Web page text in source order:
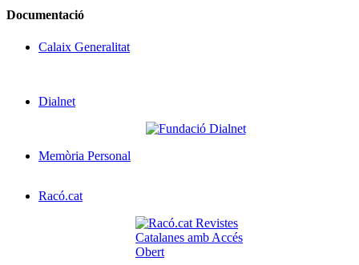
Documentació
Calaix Generalitat
Dialnet
Memòria Personal
Racó.cat